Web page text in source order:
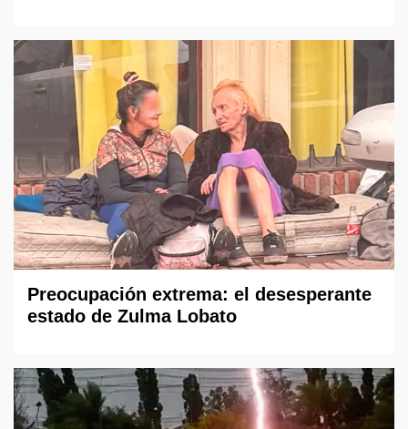
Preocupación extrema: el desesperante
estado de Zulma Lobato